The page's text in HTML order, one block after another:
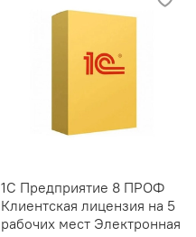
1С Предприятие 8 ПРОФ
Клиентская лицензия на 5
рабочих мест Электронная